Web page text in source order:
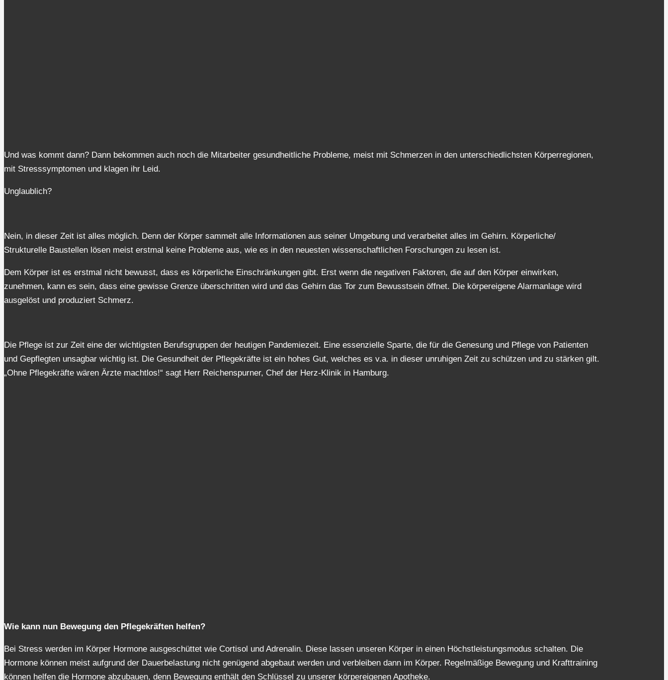
Und was kommt dann? Dann bekommen auch noch die Mitarbeiter gesundheitliche Probleme, meist mit Schmerzen in den unterschiedlichsten Körperregionen,
mit Stresssymptomen und klagen ihr Leid.
Unglaublich?
Nein, in dieser Zeit ist alles möglich. Denn der Körper sammelt alle Informationen aus seiner Umgebung und verarbeitet alles im Gehirn. Körperliche/
Strukturelle Baustellen lösen meist erstmal keine Probleme aus, wie es in den neuesten wissenschaftlichen Forschungen zu lesen ist.
Dem Körper ist es erstmal nicht bewusst, dass es körperliche Einschränkungen gibt. Erst wenn die negativen Faktoren, die auf den Körper einwirken,
zunehmen, kann es sein, dass eine gewisse Grenze überschritten wird und das Gehirn das Tor zum Bewusstsein öffnet. Die körpereigene Alarmanlage wird
ausgelöst und produziert Schmerz.
Die Pflege ist zur Zeit eine der wichtigsten Berufsgruppen der heutigen Pandemiezeit. Eine essenzielle Sparte, die für die Genesung und Pflege von Patienten
und Gepflegten unsagbar wichtig ist. Die Gesundheit der Pflegekräfte ist ein hohes Gut, welches es v.a. in dieser unruhigen Zeit zu schützen und zu stärken gilt.
„Ohne Pflegekräfte wären Ärzte machtlos!“ sagt Herr Reichenspurner, Chef der Herz-Klinik in Hamburg.
Wie kann nun Bewegung den Pflegekräften helfen?
Bei Stress werden im Körper Hormone ausgeschüttet wie Cortisol und Adrenalin. Diese lassen unseren Körper in einen Höchstleistungsmodus schalten. Die
Hormone können meist aufgrund der Dauerbelastung nicht genügend abgebaut werden und verbleiben dann im Körper. Regelmäßige Bewegung und Krafttraining
können helfen die Hormone abzubauen, denn Bewegung enthält den Schlüssel zu unserer körpereigenen Apotheke.